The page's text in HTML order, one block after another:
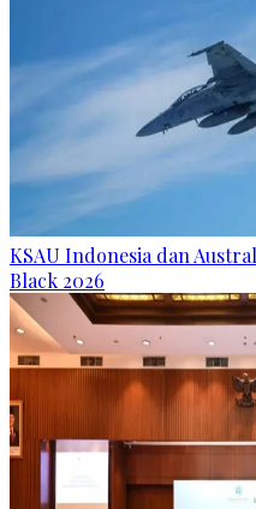
KSAU Indonesia dan
Black 2026